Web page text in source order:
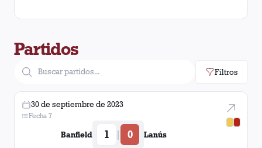
Partidos
Filtros
30 de septiembre de 2023
Fecha 7
Banfield 1 | 0 Lanús